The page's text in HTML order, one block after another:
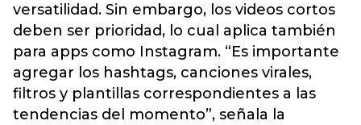
versatilidad. Sin embargo, los videos cortos
deben ser prioridad, lo cual aplica también
para apps como Instagram. “Es importante
agregar los hashtags, canciones virales,
filtros y plantillas correspondientes a las
tendencias del momento”, señala la